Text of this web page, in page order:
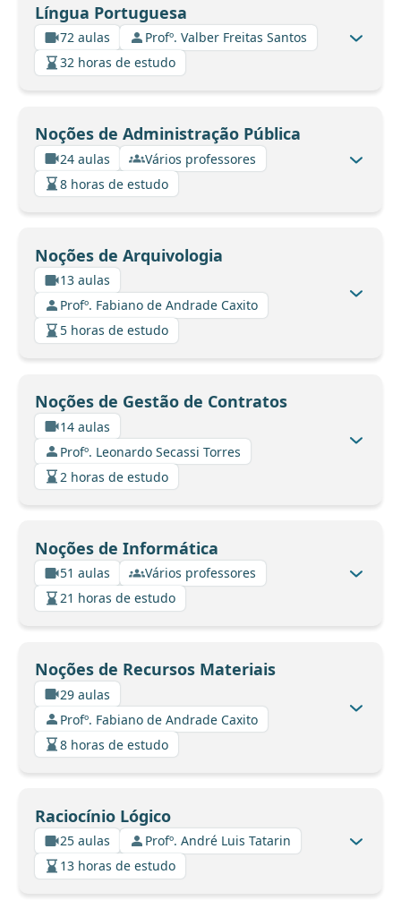
Língua Portuguesa
72 aulas
Profº. Valber Freitas Santos
32 horas de estudo
Noções de Administração Pública
24 aulas
Vários professores
8 horas de estudo
Noções de Arquivologia
13 aulas
Profº. Fabiano de Andrade Caxito
5 horas de estudo
Noções de Gestão de Contratos
14 aulas
Profº. Leonardo Secassi Torres
2 horas de estudo
Noções de Informática
51 aulas
Vários professores
21 horas de estudo
Noções de Recursos Materiais
29 aulas
Profº. Fabiano de Andrade Caxito
8 horas de estudo
Raciocínio Lógico
25 aulas
Profº. André Luis Tatarin
13 horas de estudo